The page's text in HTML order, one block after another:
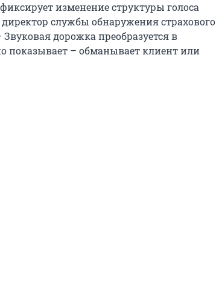
изменение структуры голоса
службы обнаружения страхового
дорожка преобразуется в
показывает – обманывает клиент или